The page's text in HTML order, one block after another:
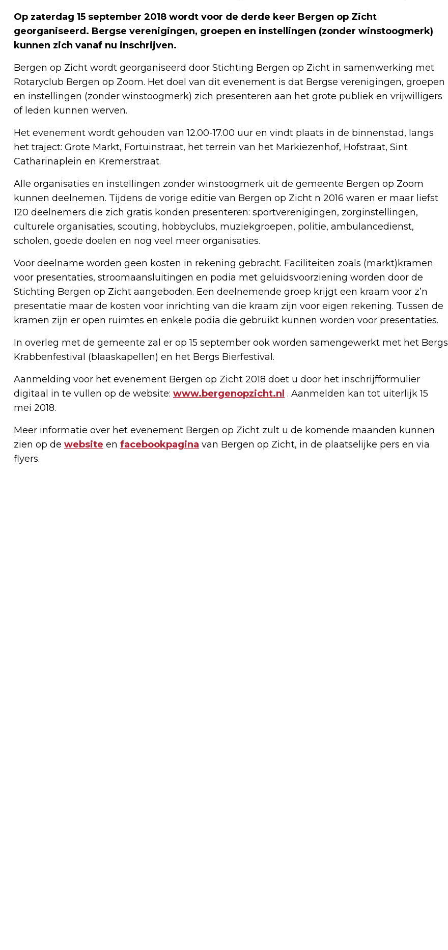
Op zaterdag 15 september 2018 wordt voor de derde keer Bergen op Zicht
georganiseerd. Bergse verenigingen, groepen en instellingen (zonder winstoogmerk)
kunnen zich vanaf nu inschrijven.
Bergen op Zicht wordt georganiseerd door Stichting Bergen op Zicht in samenwerking met
Rotaryclub Bergen op Zoom. Het doel van dit evenement is dat Bergse verenigingen, groepen
en instellingen (zonder winstoogmerk) zich presenteren aan het grote publiek en vrijwilligers
of leden kunnen werven.
Het evenement wordt gehouden van 12.00-17.00 uur en vindt plaats in de binnenstad, langs
het traject: Grote Markt, Fortuinstraat, het terrein van het Markiezenhof, Hofstraat, Sint
Catharinaplein en Kremerstraat.
Alle organisaties en instellingen zonder winstoogmerk uit de gemeente Bergen op Zoom
kunnen deelnemen. Tijdens de vorige editie van Bergen op Zicht n 2016 waren er maar liefst
120 deelnemers die zich gratis konden presenteren: sportverenigingen, zorginstellingen,
culturele organisaties, scouting, hobbyclubs, muziekgroepen, politie, ambulancedienst,
scholen, goede doelen en nog veel meer organisaties.
Voor deelname worden geen kosten in rekening gebracht. Faciliteiten zoals (markt)kramen
voor presentaties, stroomaansluitingen en podia met geluidsvoorziening worden door de
Stichting Bergen op Zicht aangeboden. Een deelnemende groep krijgt een kraam voor z’n
presentatie maar de kosten voor inrichting van die kraam zijn voor eigen rekening. Tussen de
kramen zijn er open ruimtes en enkele podia die gebruikt kunnen worden voor presentaties.
In overleg met de gemeente zal er op 15 september ook worden samengewerkt met het Bergs
Krabbenfestival (blaaskapellen) en het Bergs Bierfestival.
Aanmelding voor het evenement Bergen op Zicht 2018 doet u door het inschrijfformulier
digitaal in te vullen op de website: www.bergenopzicht.nl . Aanmelden kan tot uiterlijk 15
mei 2018.
Meer informatie over het evenement Bergen op Zicht zult u de komende maanden kunnen
zien op de website en facebookpagina van Bergen op Zicht, in de plaatselijke pers en via
flyers.